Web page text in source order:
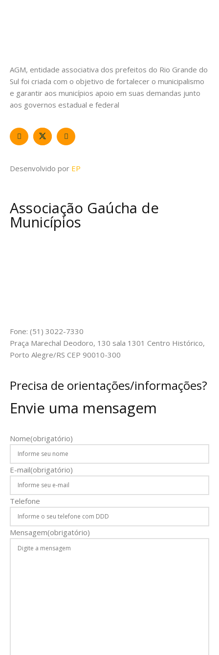
AGM, entidade associativa dos prefeitos do Rio Grande do
Sul foi criada com o objetivo de fortalecer o municipalismo
e garantir aos municípios apoio em suas demandas junto
aos governos estadual e federal
Desenvolvido por EP
Associação Gaúcha de
Municípios
Fone: (51) 3022-7330
Praça Marechal Deodoro, 130 sala 1301 Centro Histórico,
Porto Alegre/RS CEP 90010-300
Precisa de orientações/informações?
Envie uma mensagem
Nome(obrigatório)
E-mail(obrigatório)
Telefone
Mensagem(obrigatório)